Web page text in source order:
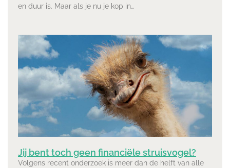
en duur is. Maar als je nu je kop in…
Jij bent toch geen financiële struisvogel?
Volgens recent onderzoek is meer dan de helft van alle